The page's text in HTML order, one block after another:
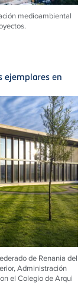
medioambiental
ejemplares en
de Renania del
Administración
el Colegio de Arqui